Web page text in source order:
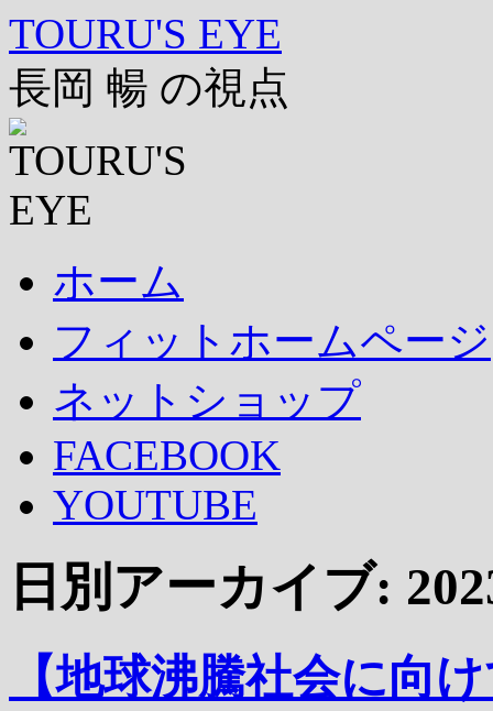
コ
テ
ン
ツ
へ
ス
キ
ッ
プ
TOURU'S EYE
長岡 暢 の視点
ホーム
フィットホームページ
ネットショップ
FACEBOOK
YOUTUBE
日別アーカイブ:
【地球沸騰社会に向